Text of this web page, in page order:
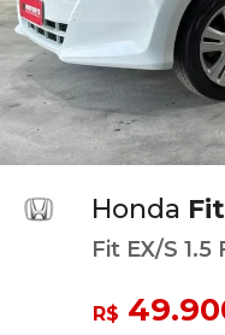
Honda Fit
Fit EX/S
R$